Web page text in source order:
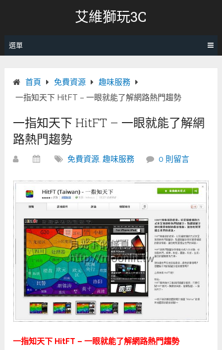
艾維獅玩3C
選單
首頁 免費資源
趣味服務
一指知天下 HitFT – 一眼就能了解網路熱門趨勢
一指知天下 HitFT – 一眼就能了解網
路熱門趨勢
免費資源,趣味服務 0 則留言
一指知天下 HitFT – 一眼就能了解網路熱門趨勢